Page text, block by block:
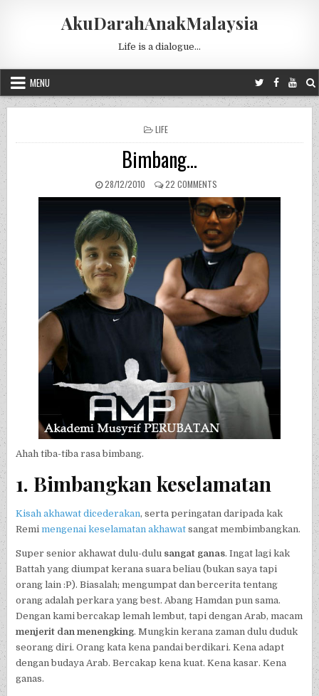
AkuDarahAnakMalaysia
Life is a dialogue…
MENU
POSTED IN
LIFE
Bimbang…
PUBLISHED DATE:
28/12/2010 22 COMMENTSON BIMBANG…
Ahah tiba-tiba rasa bimbang.
1. Bimbangkan keselamatan
Kisah akhawat dicederakan, serta peringatan daripada kak
Remimengenai keselamatan akhawat sangat membimbangkan.
Super senior akhawat dulu-dulu sangat ganas. Ingat lagi kak
Battah yang diumpat kerana suara beliau (bukan saya tapi
orang lain :P). Biasalah; mengumpat dan bercerita tentang
orang adalah perkara yang best. Abang Hamdan pun sama.
Dengan kami bercakap lemah lembut, tapi dengan Arab, macam
menjerit dan menengking. Mungkin kerana zaman dulu duduk
seorang diri. Orang kata kena pandai berdikari. Kena adapt
dengan budaya Arab. Bercakap kena kuat. Kena kasar. Kena
ganas.